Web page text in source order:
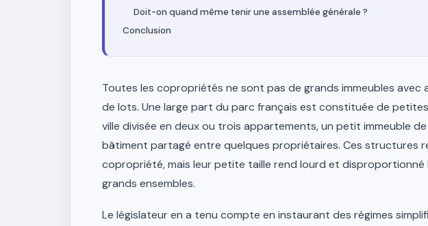
Doit-on quand même tenir une assemblée générale ?
Conclusion
Toutes les copropriétés ne sont pas de grands immeubles avec
de lots. Une large part du parc français est constituée de
ville divisée en deux ou trois appartements, un petit immeuble
bâtiment partagé entre quelques propriétaires. Ces structures
copropriété, mais leur petite taille rend lourd et disproportionné
grands ensembles.
Le législateur en a tenu compte en instaurant des régimes